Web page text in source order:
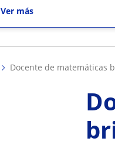
Ver más
docente de matemáticas